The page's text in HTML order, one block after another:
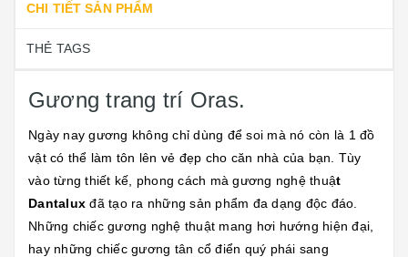
CHI TIẾT SẢN PHẨM
THẺ TAGS
Gương trang trí Oras.
Ngày nay gương không chỉ dùng để soi mà nó còn là 1 đồ
vật có thể làm tôn lên vẻ đẹp cho căn nhà của bạn. Tùy
vào từng thiết kế, phong cách mà gương nghệ thuật
Dantalux đã tạo ra những sản phẩm đa dạng độc đáo.
Những chiếc gương nghệ thuật mang hơi hướng hiện đại,
hay những chiếc gương tân cổ điển quý phái sang